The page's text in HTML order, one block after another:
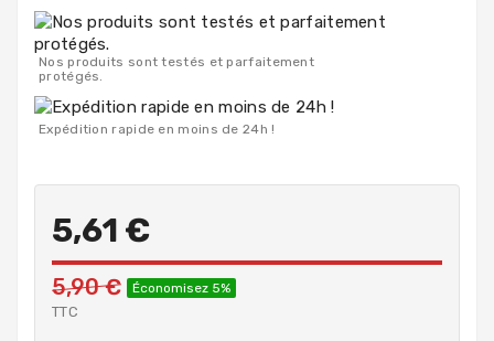
Nos produits sont testés et parfaitement
protégés.
Expédition rapide en moins de 24h !
5,61 €
5,90 € Économisez 5%
TTC